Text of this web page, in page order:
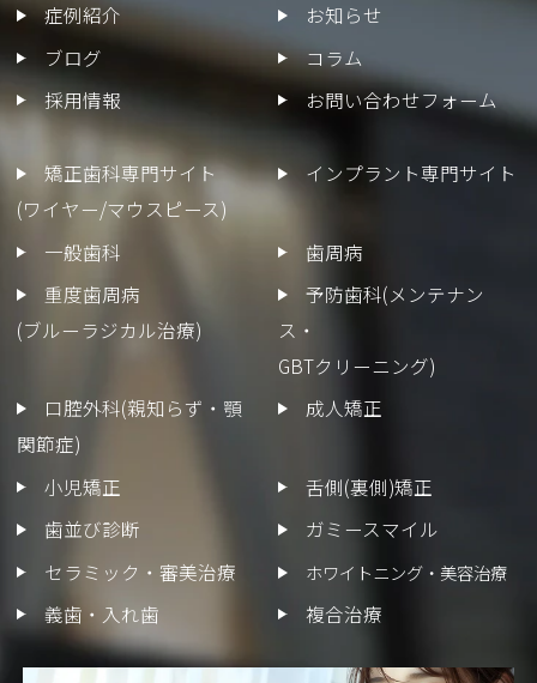
症例紹介
お知らせ
ブログ
コラム
採用情報
お問い合わせフォーム
矯正歯科専門サイト
(ワイヤー/マウスピース)
インプラント専門サイト
一般歯科
歯周病
重度歯周病
(ブルーラジカル治療)
予防歯科(メンテナン
ス・
GBTクリーニング)
口腔外科(親知らず・顎
関節症)
成人矯正
小児矯正
舌側(裏側)矯正
歯並び診断
ガミースマイル
セラミック・審美治療
ホワイトニング・美容治療
義歯・入れ歯 複合治療